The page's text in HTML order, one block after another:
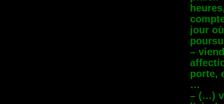
jour
–
porte,
…
– (…)